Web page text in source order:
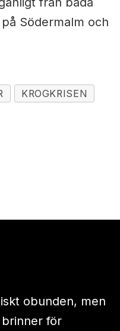
Södermalm och
KROGKRISEN
obunden, men
för